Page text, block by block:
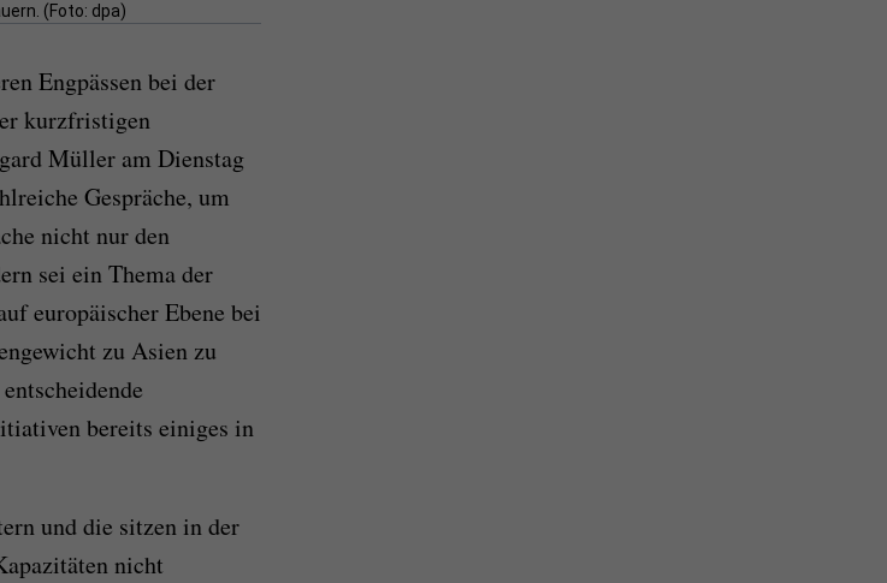
(Foto: dpa)
Engpässen bei der
kurzfristigen
Müller am Dienstag
Gespräche, um
nicht nur den
sei ein Thema der
europäischer Ebene bei
zu Asien zu
bereits einiges in
und die sitzen in der
nicht